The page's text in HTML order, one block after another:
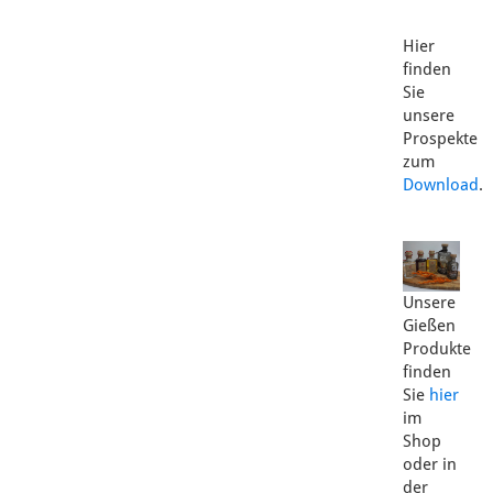
Hier
finden
Sie
unsere
Prospekte
zum
Download.
Unsere
Gießen
Produkte
finden
Sie hier
im
Shop
oder in
der